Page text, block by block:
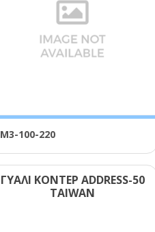
Μ3-100-220
ΓΥΑΛΙ ΚΟΝΤΕΡ ΑDDRΕSS-50
ΤΑΙWΑΝ